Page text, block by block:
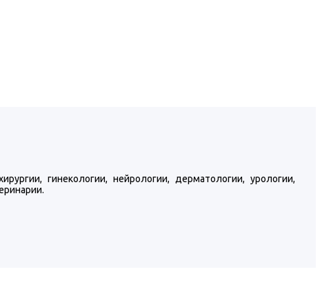
гинекологии, нейрологии, дерматологии, урологии,